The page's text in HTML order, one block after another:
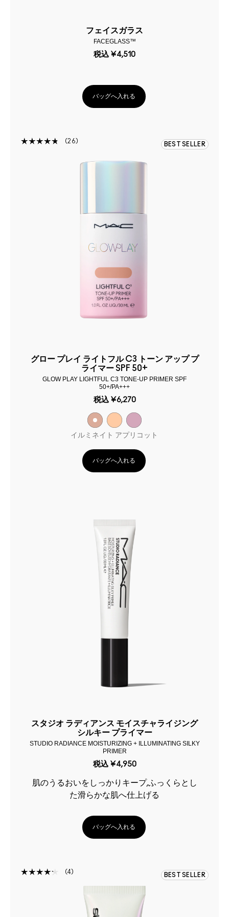
フェイスガラス
FACEGLASS™
税込 ¥4,510
バッグへ入れる
26 BEST SELLER
グロー プレイ ライトフル C3 トーン アップ プ
ライマー SPF 50+
GLOW PLAY LIGHTFUL C3 TONE-UP PRIMER SPF
50+/PA+++
税込 ¥6,270
イルミネイト アプリコット
バッグへ入れる
スタジオ ラディアンス モイスチャライジング
シルキー プライマー
STUDIO RADIANCE MOISTURIZING + ILLUMINATING SILKY
PRIMER
税込 ¥4,950
肌のうるおいをしっかりキープ,ふっくらとし
た滑らかな肌へ仕上げる
バッグへ入れる
4 BEST SELLER